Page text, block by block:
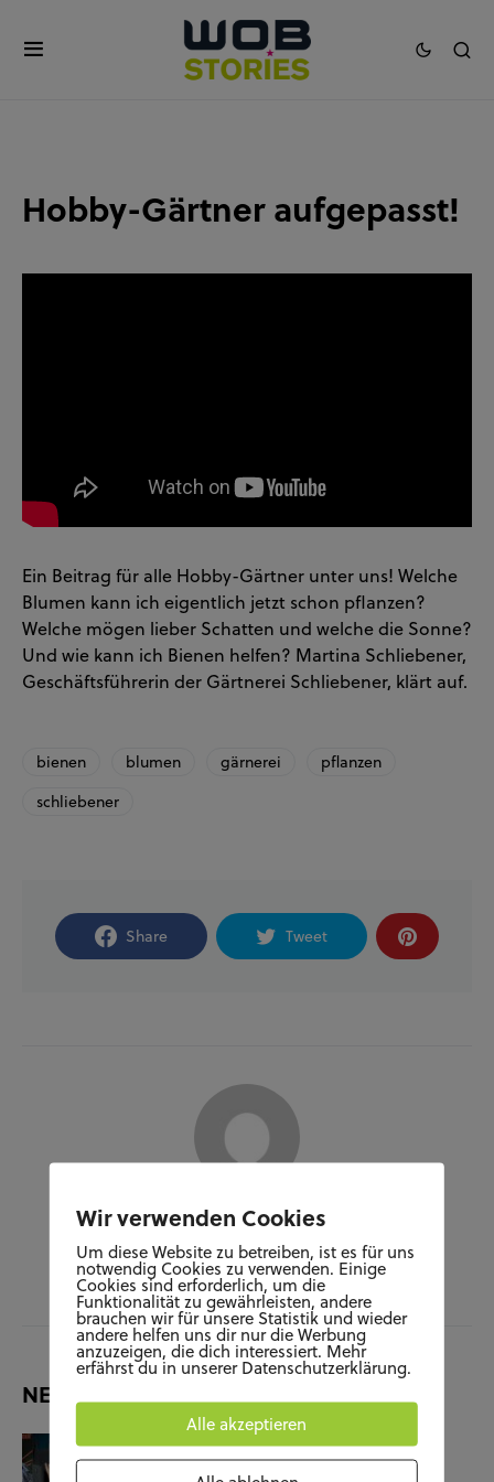
Hobby-Gärtner aufgepasst!
Ein Beitrag für alle Hobby-Gärtner unter uns! Welche
Blumen kann ich eigentlich jetzt schon pflanzen?
Welche mögen lieber Schatten und welche die Sonne?
Und wie kann ich Bienen helfen? Martina Schliebener,
Geschäftsführerin der Gärtnerei Schliebener, klärt auf.
bienen blumen gärnerei
pflanzen
schliebener
Share Tweet
Author
JARA HERDE
NEUESTE BEITRÄGE
Wir verwenden Cookies
Um diese Website zu betreiben, ist es für uns
notwendig Cookies zu verwenden. Einige
Cookies sind erforderlich, um die
Funktionalität zu gewährleisten, andere
brauchen wir für unsere Statistik und wieder
andere helfen uns dir nur die Werbung
anzuzeigen, die dich interessiert. Mehr
erfährst du in unserer Datenschutzerklärung.
Alle akzeptieren